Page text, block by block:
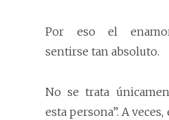
Por eso el
sentirse tan absoluto.
No se trata
esta persona”. A